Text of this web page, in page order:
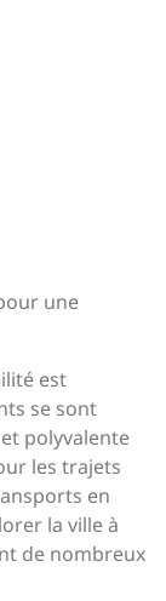
une
est
se sont
polyvalente
les trajets
en
la ville à
de nombreux